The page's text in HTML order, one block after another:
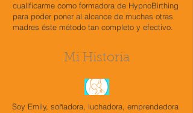
cualificarme como formadora de HypnoBirthing
para poder poner al alcance de muchas otras
madres éste método tan completo y efectivo.
Mi Historia
Soy Emily, soñadora, luchadora, emprendedora